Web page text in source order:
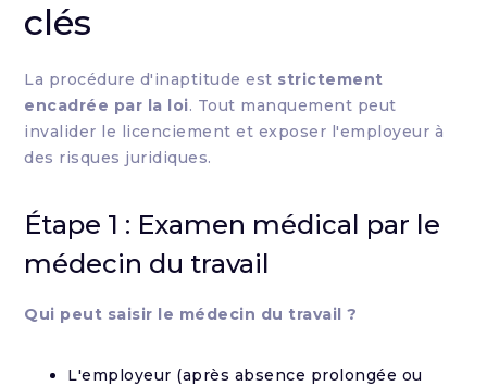
clés
La procédure d'inaptitude est strictement
encadrée par la loi. Tout manquement peut
invalider le licenciement et exposer l'employeur à
des risques juridiques.
Étape 1 : Examen médical par le
médecin du travail
Qui peut saisir le médecin du travail ?
L'employeur (après absence prolongée ou